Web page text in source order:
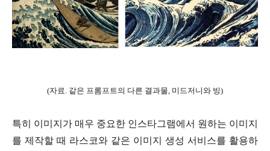
(자료. 같은 프롬프트의 다른 결과물, 미드저니와 빙)
특히 이미지가 매우 중요한 인스타그램에서 원하는 이미지
를 제작할 때 라스코와 같은 이미지 생성 서비스를 활용하